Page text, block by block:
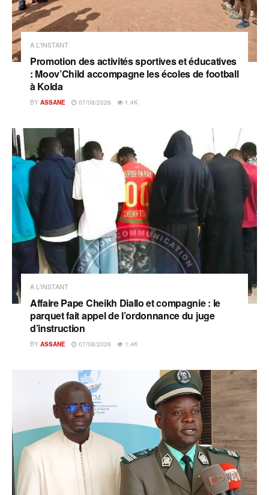
A L'INSTANT
Promotion des activités sportives et éducatives
: Moov’Child accompagne les écoles de football
à Kolda
BY ASSANE 07/08/2026 1.4K
A L'INSTANT
Affaire Pape Cheikh Diallo et compagnie : le
parquet fait appel de l’ordonnance du juge
d’instruction
BY ASSANE 07/08/2026 1.4K